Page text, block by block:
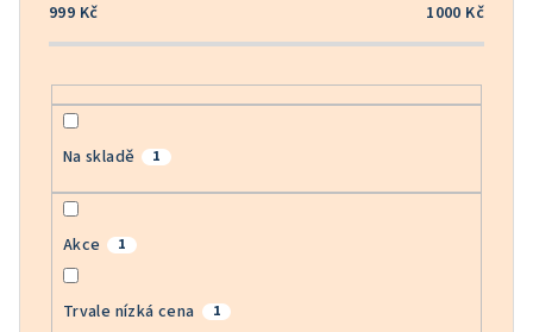
999 Kč 1000 Kč
Na skladě 1
Akce 1
Trvale nízká cena 1